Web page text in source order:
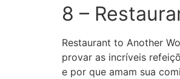
8 –
Restaurant to Another
provar as incríveis
e por que amam sua